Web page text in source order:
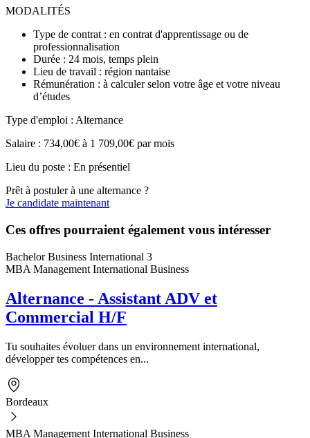
MODALITÉS
Type de contrat : en contrat d'apprentissage ou de
professionnalisation
Durée : 24 mois, temps plein
Lieu de travail : région nantaise
Rémunération : à calculer selon votre âge et votre niveau
d’études
Type d'emploi : Alternance
Salaire : 734,00€ à 1 709,00€ par mois
Lieu du poste : En présentiel
Prêt à postuler à une alternance ?
Je candidate maintenant
Ces offres pourraient également vous intéresser
Bachelor Business International 3
MBA Management International Business
Alternance - Assistant ADV et
Commercial H/F
Tu souhaites évoluer dans un environnement international,
développer tes compétences en...
Bordeaux
MBA Management International Business